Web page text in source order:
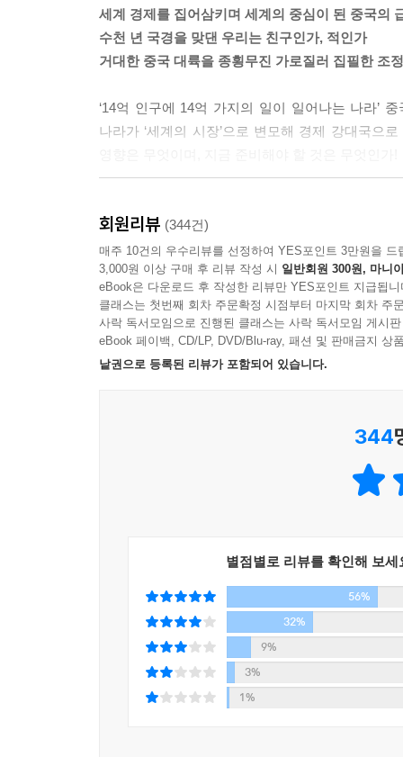
“왜 마오 주석이지? 예수는 중국과는 좀 거리가
이 많고 많잖아.”
“많지. 많지만 그 대상들은 너무 머나먼 세월 저
“그분이 인간인 것을 뻔히 알면서도?”
송재형이 안타까운 표정을 지었다.
인가. 종이쪽에 그림을 그렸을 뿐인 돈이라는 허
주의―돈을 신으로 모신 이념이다. 그건 솔직담
이 가지려고 총소리 나지 않게 벌이는 전쟁의 최
인가……. 그 물음 앞에서 자꾸만 커지는 것이 회
어다닌 상사원들의 삶이란 결국 하잘것없는 퇴직
0고개 넘기면서부터 얼음 덮인 비탈길에서 미끄
세계 경제를 집어삼키며 세계의 중심이 된 중국의
수천 년 국경을 맞댄 우리는 친구인가, 적인가
거대한 중국 대륙을 종횡무진 가로질러 집필한 조
‘14억 인구에 14억 가지의 일이 일어나는 나라’
나라가 ‘세계의 시장’으로 변모해 경제 강대국으
작가가 신작 장편소설 『정글만리』와 함께 다시
작가적 고민이 중국을 비롯한 세계 경제에 대한
구성되어 총 3,615매의 전 3권으로 완결되었다.
건재한 모습을 보고 중국을 무대로 소설을 써봐야
작가는 세계 경제의 중심이 되어 G2로 발돋움
벌이는 숨막힐 듯한 경제전쟁을 흥미진진하게 그
뒤로하고 대도시의 빈민으로 전락한 저소득 농
흐르는 미묘한 감정까지를 적확하게 포착하고 있다.
작품을 완성했고, 집필
호흡했다. 작가 특유의 생생한 묘사, 박진감 넘치
댓글을 기록했다.
작품 속 등장인물처럼 중국에 체류 중인 상사
노하우를, 한일관계나 한중관계에 관심이 적었
회원리뷰 (344건)
매주 10건의 우수리뷰를 선정하여 YES포인트 3만원을 드
3,000원 이상 구매 후 리뷰 작성 시 일반회원 300원, 마니
eBook은 다운로드 후 작성한 리뷰만 YES포인트 지급됩니
클래스는 첫번째 회차 주문확정 시점부터 마지막 회차 주
사락 독서모임으로 진행된 클래스는 사락 독서모임 게시
eBook 페이백, CD/LP, DVD/Blu-ray, 패션 및 판매금지 상
낱권으로 등록된 리뷰가 포함되어 있습니다.
344
별점별로 리뷰를 확인해 보세
56%
32%
9%
3%
1%